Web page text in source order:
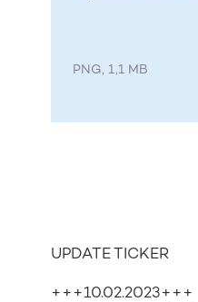
PNG, 1,1 MB
UPDATE TICKER
+++10.02.2023+++